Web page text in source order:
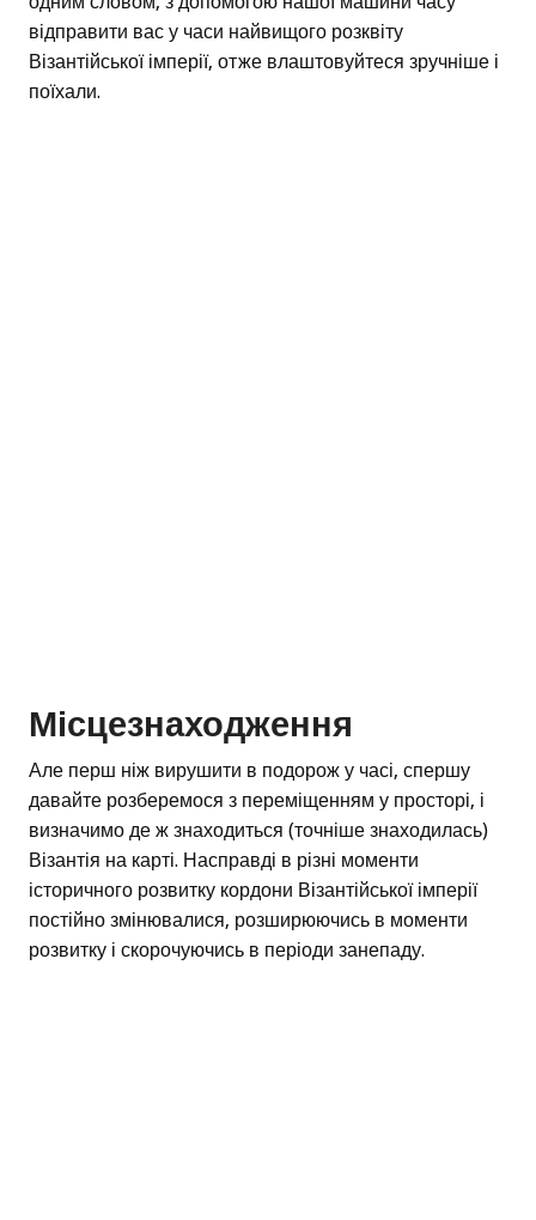
відправити вас у часи найвищого розквіту
Візантійської імперії, отже влаштовуйтеся зручніше і
поїхали.
Місцезнаходження
Але перш ніж вирушити в подорож у часі, спершу
давайте розберемося з переміщенням у просторі, і
визначимо де ж знаходиться (точніше знаходилась)
Візантія на карті. Насправді в різні моменти
історичного розвитку кордони Візантійської імперії
постійно змінювалися, розширюючись в моменти
розвитку і скорочуючись в періоди занепаду.